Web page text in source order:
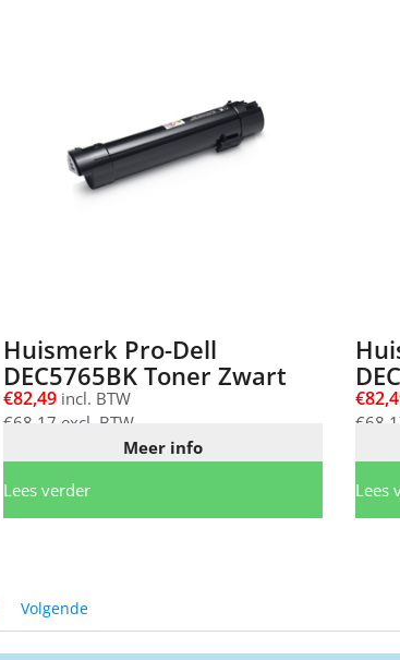
Huismerk Pro-Dell
DEC5765BK Toner Zwart
€82,49 incl. BTW
€68,17 excl. BTW
Meer info
Lees verder
€
€
Lees
Volgende